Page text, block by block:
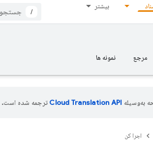
بیشتر
/
مرجع نمونه ها
به‌وسیله ترجمه شده است.
اجرا کن